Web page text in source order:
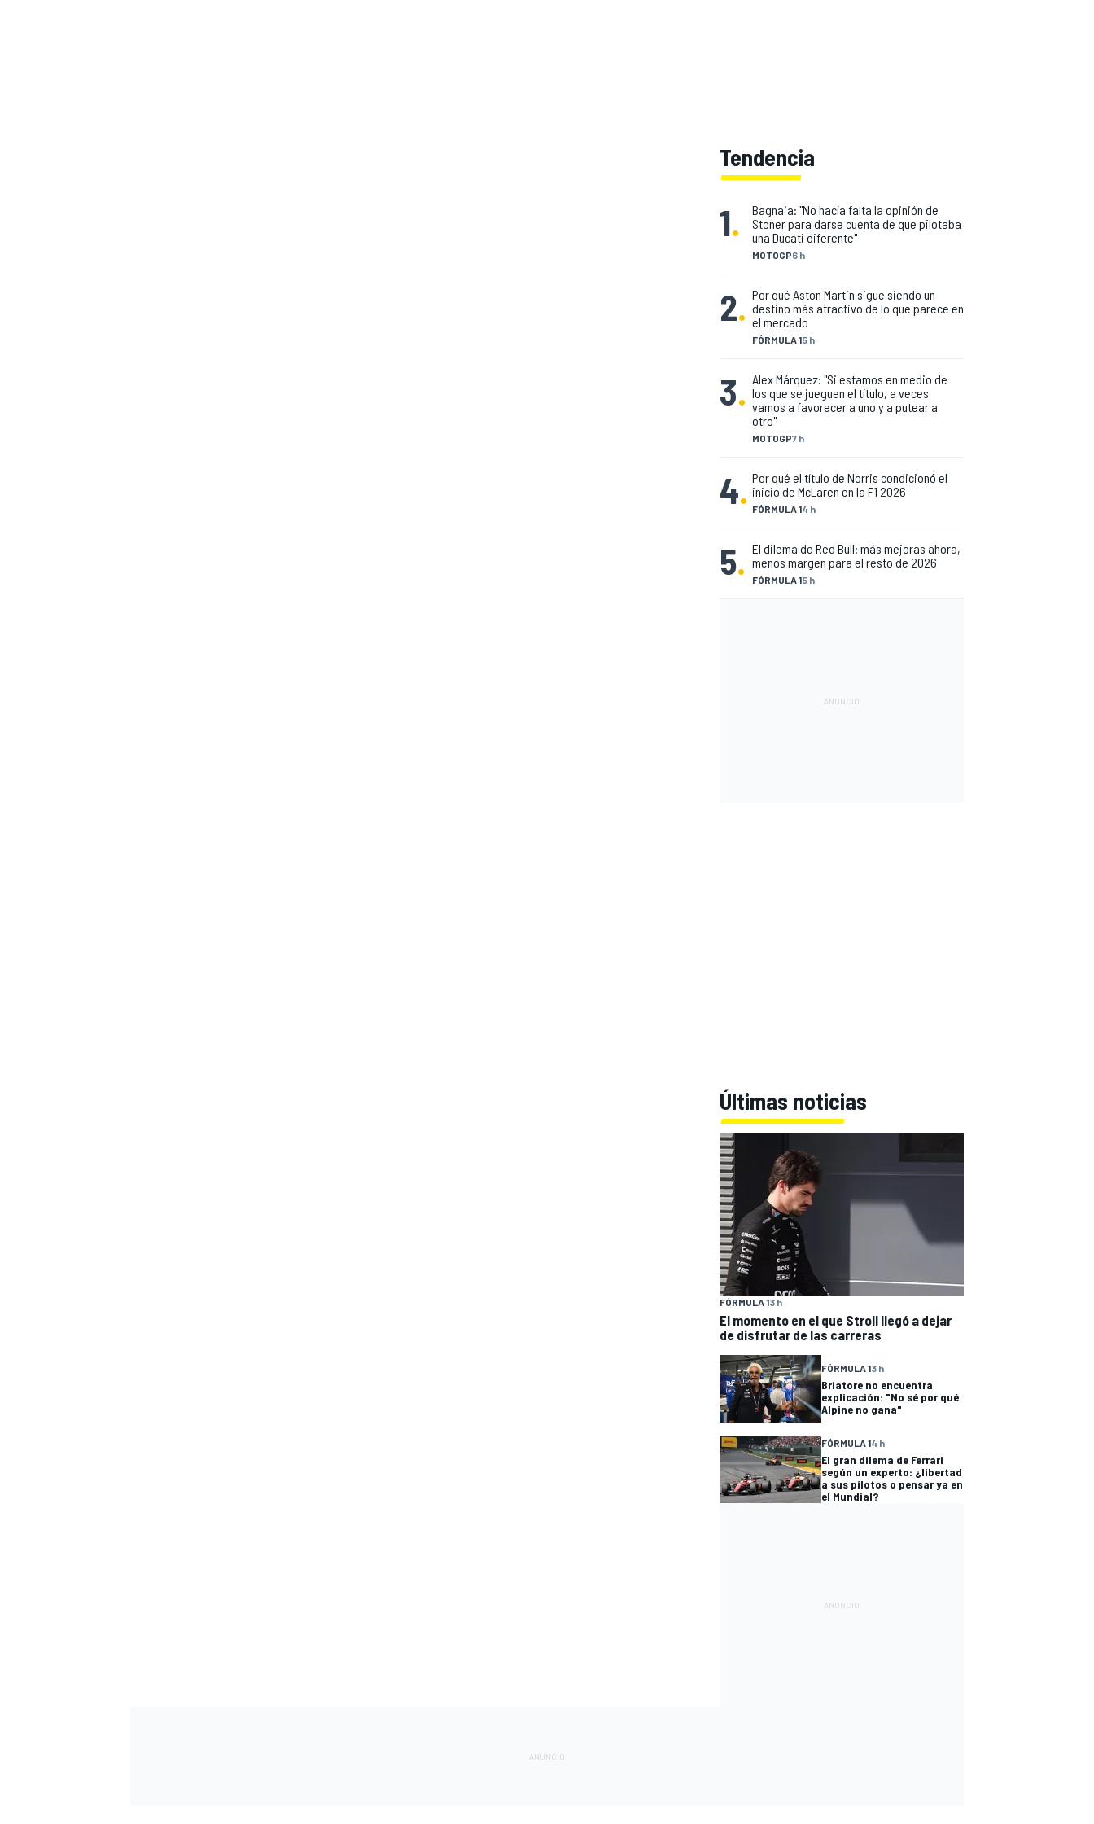
Tendencia
1.
MOTOGP6 h
Bagnaia: "No hacía falta la opinión de
Stoner para darse cuenta de que pilotaba
una Ducati diferente"
2.
FÓRMULA 15 h
Por qué Aston Martin sigue siendo un
destino más atractivo de lo que parece en
el mercado
3.
MOTOGP7 h
Alex Márquez: "Si estamos en medio de
los que se jueguen el título, a veces
vamos a favorecer a uno y a putear a
otro"
4. FÓRMULA 14 h
Por qué el título de Norris condicionó el
inicio de McLaren en la F1 2026
5. FÓRMULA 15 h
El dilema de Red Bull: más mejoras ahora,
menos margen para el resto de 2026
Últimas noticias
FÓRMULA 13 h
El momento en el que Stroll llegó a dejar
de disfrutar de las carreras
FÓRMULA 13 h
Briatore no encuentra
explicación: "No sé por qué
Alpine no gana"
FÓRMULA 14 h
El gran dilema de Ferrari
según un experto: ¿libertad
a sus pilotos o pensar ya en
el Mundial?